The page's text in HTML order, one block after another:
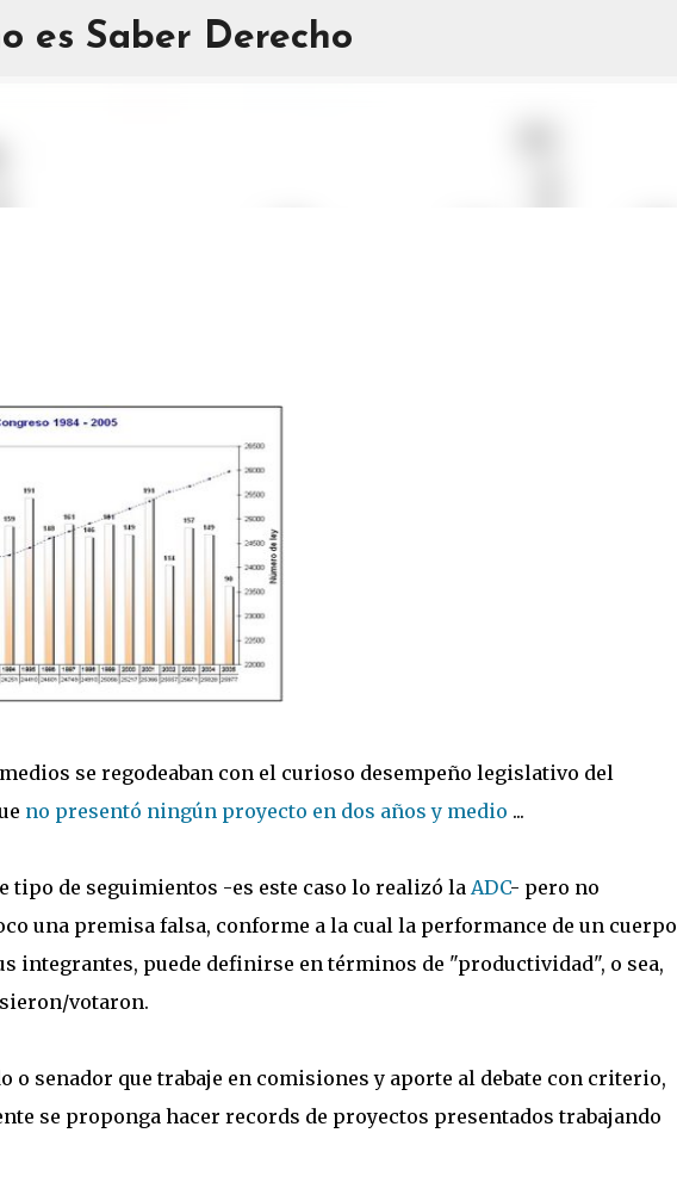
es Saber Derecho
se regodeaban con el curioso desempeño legislativo del
no presentó ningún proyecto en dos años y medio ...
tipo de seguimientos -es este caso lo realizó la ADC- pero no
una premisa falsa, conforme a la cual la performance de un cuerpo
integrantes, puede definirse en términos de "productividad", o sea,
votaron.
o senador que trabaje en comisiones y aporte al debate con criterio,
se proponga hacer records de proyectos presentados trabajando